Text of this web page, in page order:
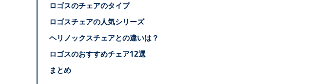
ロゴスのチェアのタイプ
ロゴスチェアの人気シリーズ
ヘリノックスチェアとの違いは？
ロゴスのおすすめチェア12選
まとめ